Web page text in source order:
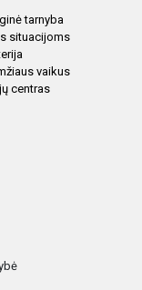
tarnyba
situacijoms
vaikus
centras